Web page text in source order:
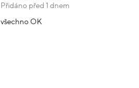
Přidáno před 1 dnem
všechno OK